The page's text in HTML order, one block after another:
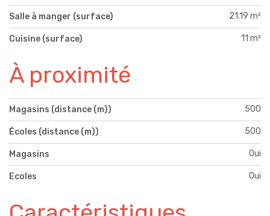
Salle à manger (surface) 21.19 m²
Cuisine (surface) 11 m²
À proximité
Magasins (distance (m)) 500
Écoles (distance (m)) 500
Magasins Oui
Ecoles Oui